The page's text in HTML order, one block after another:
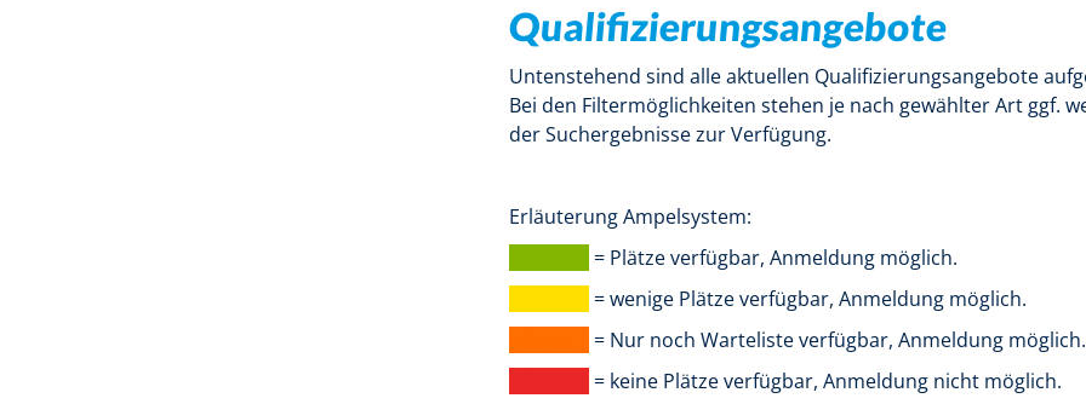
Qualifizierungsangebote
Untenstehend sind alle aktuellen Qualifizierungsangebote
Bei den Filtermöglichkeiten stehen je nach gewählter Art ggf.
der Suchergebnisse zur Verfügung.
Erläuterung Ampelsystem:
= Plätze verfügbar, Anmeldung möglich.
= wenige Plätze verfügbar, Anmeldung möglich.
= Nur noch Warteliste verfügbar, Anmeldung möglich.
= keine Plätze verfügbar, Anmeldung nicht möglich.